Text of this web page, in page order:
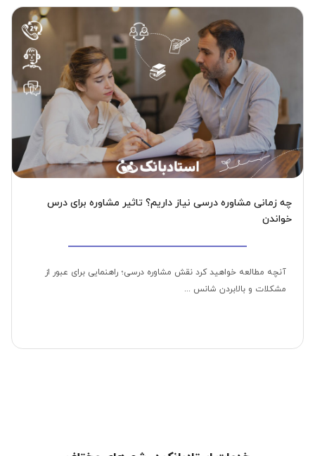
چه زمانی مشاوره درسی نیاز داریم؟ تاثیر مشاوره برای درس
خواندن
آنچه مطالعه خواهید کرد نقش مشاوره درسی؛ راهنمایی برای عبور از
مشکلات و بالابردن شانس ...